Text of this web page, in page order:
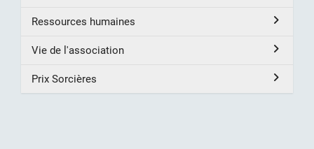
Ressources humaines
Vie de l'association
Prix Sorcières